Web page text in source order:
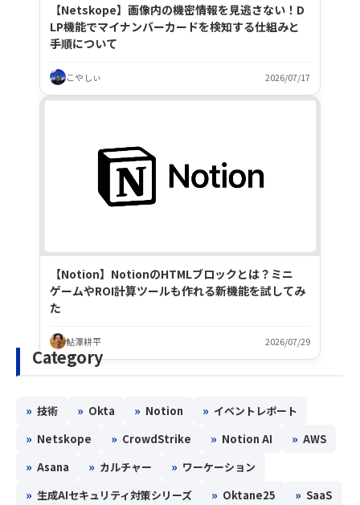
【Netskope】画像内の機密情報を見逃さない！D
LP機能でマイナンバーカードを検知する仕組みと
手順について
こやしぃ 2026/07/17
【Notion】NotionのHTMLブロックとは？ミニ
ゲームやROI計算ツールも作れる新機能を試してみ
た
鮎澤耕平 2026/07/29
Category
» 技術 » Okta » Notion » イベントレポート
» Netskope » CrowdStrike » Notion AI » AWS
» Asana » カルチャー » ワーケーション
» 生成AIセキュリティ対策シリーズ » Oktane25 » SaaS